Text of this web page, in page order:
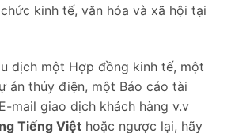
kinh tế, văn hóa và xã hội tại
dịch một Hợp đồng kinh tế, một
án thủy điện, một Báo cáo tài
mail giao dịch khách hàng v.v
Tiếng Việt hoặc ngược lại, hãy